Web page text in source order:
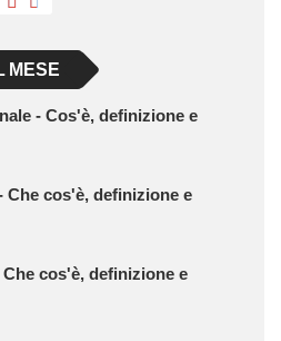
MESE
- Cos'è, definizione e
Che cos'è, definizione e
cos'è, definizione e